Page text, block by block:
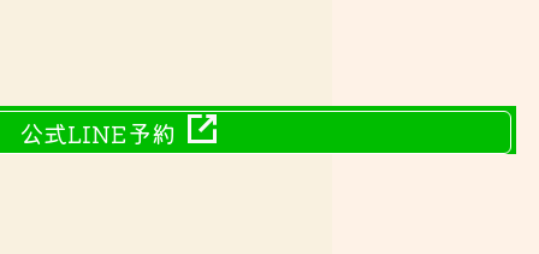
公式LINE予約